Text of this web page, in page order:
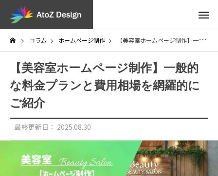
コラム ホームページ制作 【美容室ホームページ制作】一般的な料金プランと費用相場を網羅的にご紹介
【美容室ホームページ制作】一般的
な料金プランと費用相場を網羅的に
ご紹介
最終更新日： 2025.08.30